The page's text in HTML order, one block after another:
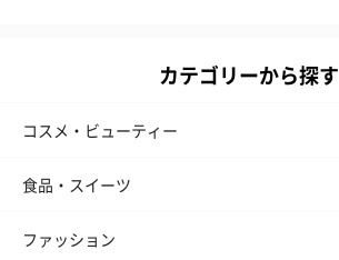
カテゴリーから探す
コスメ・ビューティー
食品・スイーツ
ファッション